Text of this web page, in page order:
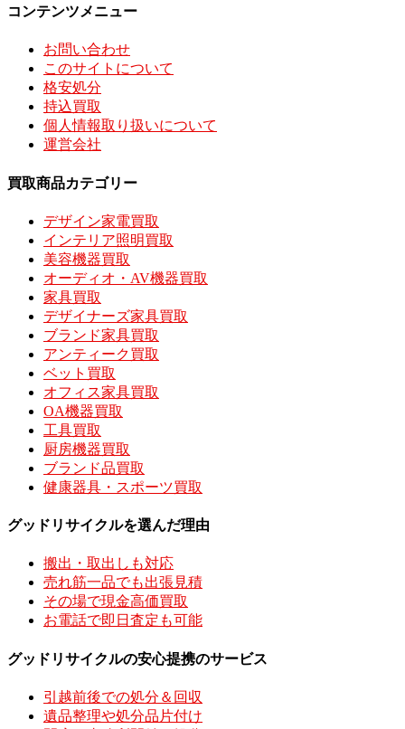
コンテンツメニュー
お問い合わせ
このサイトについて
格安処分
持込買取
個人情報取り扱いについて
運営会社
買取商品カテゴリー
デザイン家電買取
インテリア照明買取
美容機器買取
オーディオ・AV機器買取
家具買取
デザイナーズ家具買取
ブランド家具買取
アンティーク買取
ベット買取
オフィス家具買取
OA機器買取
工具買取
厨房機器買取
ブランド品買取
健康器具・スポーツ買取
グッドリサイクルを選んだ理由
搬出・取出しも対応
売れ筋一品でも出張見積
その場で現金高価買取
お電話で即日査定も可能
グッドリサイクルの安心提携のサービス
引越前後での処分＆回収
遺品整理や処分品片付け